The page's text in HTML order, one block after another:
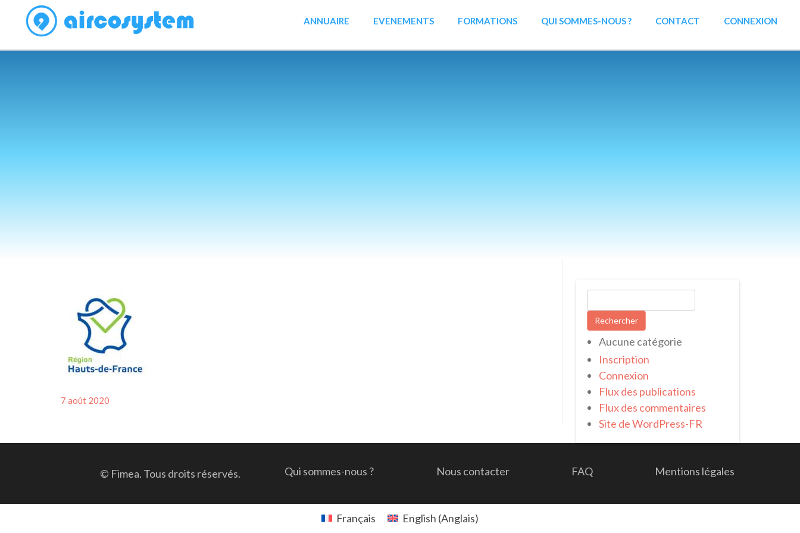
ANNUAIRE EVENEMENTS FORMATIONS QUI SOMMES-NOUS ? CONTACT CONNEXION
Posted
7 août 2020
Aucune catégorie
Inscription
Connexion
Flux des publications
Flux des commentaires
Site de WordPress-FR
© Fimea. Tous droits réservés. Qui sommes-nous ? Nous contacter FAQ Mentions légales
Français English (Anglais)